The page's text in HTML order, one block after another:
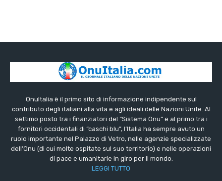
OnuItalia è il primo sito di informazione indipendente sul
contributo degli italiani alla vita e agli ideali delle Nazioni Unite. Al
settimo posto tra i finanziatori del “Sistema Onu” e al primo tra i
fornitori occidentali di “caschi blu”, l’Italia ha sempre avuto un
ruolo importante nel Palazzo di Vetro, nelle agenzie specializzate
dell’Onu (di cui molte ospitate sul suo territorio) e nelle operazioni
di pace e umanitarie in giro per il mondo.
LEGGI TUTTO